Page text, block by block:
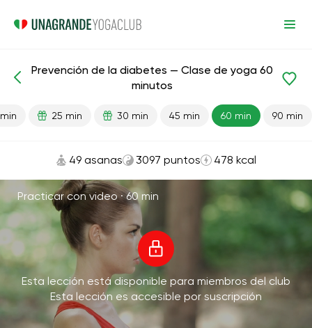
Lecciones preparadas Diabetes
Prevención de la diabetes — Clase de yoga 60
minutos
25 min 30 min 45 min 60 min 90 min
49 asanas 3097 puntos 478 kcal
Practicar con video ·60 min
Esta lección está disponible para miembros del club
Esta lección es accesible por suscripción